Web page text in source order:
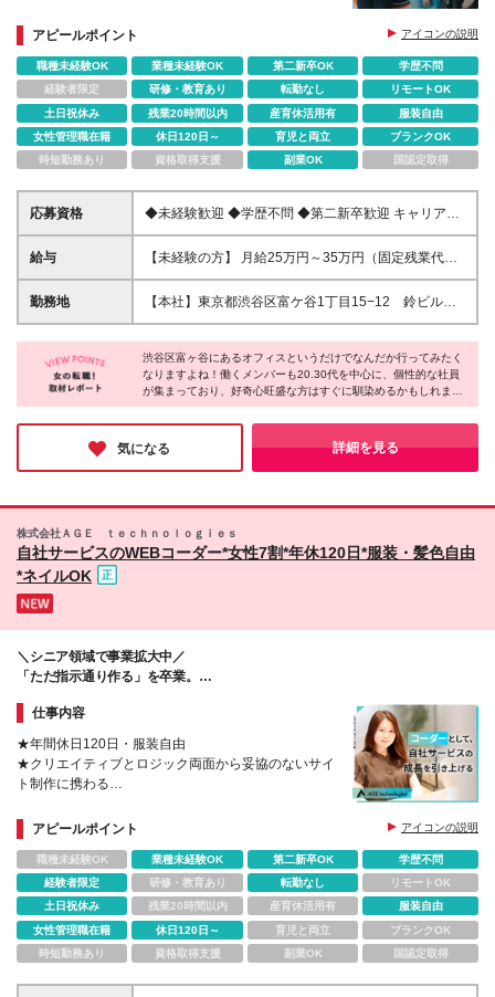
アピールポイント アイコンの説明
職種未経験OK 業種未経験OK 第二新卒OK
学歴不問
経験者限定
研修・教育あり 転勤なし
リモートOK
土日祝休み
残業20時間以内 産育休活用有
服装自由
女性管理職在籍
休日120日～ 育児と両立
ブランクOK
時短勤務あり
資格取得支援 副業OK 国認定取得
応募資格
◆未経験歓迎 ◆学歴不問 ◆第二新卒歓迎 キャリアチ
ェンジを目指す方も大歓迎！ 【こんな方を募集しま
す】 ◎ 基本的なパソコンスキルをお持ちの方 ◎ 主体
を目指して、ポジティブに行動できる方 ◎ 将来フリ
ーランスを目指したい方
給与
【未経験の方】 月給25万円～35万円（固定残業代含
む） 【WEBデザイナー経験あり（目安3年ほど）】
月給30万円～45万円（固定残業代含む） 【WEBデザ
なります。（待遇に差異なし） ※ 固定残業代（
34,000円～／20時間分 ）を含む。超過分は別途支
給。 ※ 経験・スキル・前職給与などを考慮の上、当
勤務地
【本社】東京都渋谷区富ケ谷1丁目15−12 鈴ビル２
F、 または首都圏の各プロジェクト先（東京23区、渋
谷区、新宿区、六本木、新橋、品川など都内中心）
★フルリモートあり！ ※フルリモート希望の場合は、
個人のスキルに応じて判断いたします
渋谷区富ヶ谷にあるオフィスというだけでなんだか行ってみたく
なりますよね！働くメンバーも20.30代を中心に、個性的な社員
が集まっており、好奇心旺盛な方はすぐに馴染めるかもしれませ
ん。『クリエイター』というと専門学校を通ったり、特別なスキ
ルが必要だと思われがちですが、同社は、実務未経験でもプロを
目指せるということで驚きました！手に職をつけたい方は、この
機会を是非お見逃しなく。
気になる 詳細を見る
株式会社ＡＧＥ ｔｅｃｈｎｏｌｏｇｉｅｓ
自社サービスのWEBコーダー*女性7割*年休120日*服装・髪色自由
*ネイルOK
＼シニア領域で事業拡大中／
「ただ指示通り作る」を卒業。
仕事内容
★年間休日120日・服装自由
★クリエイティブとロジック両面から妥協のないサイ
ト制作に携わる
★LPやバナーなどのデザイン制作にもチャレンジ可
アピールポイント アイコンの説明
職種未経験OK 業種未経験OK 第二新卒OK
学歴不問
経験者限定
研修・教育あり 転勤なし
リモートOK
土日祝休み
残業20時間以内 産育休活用有
服装自由
女性管理職在籍
休日120日～ 育児と両立
ブランクOK
時短勤務あり
資格取得支援 副業OK 国認定取得